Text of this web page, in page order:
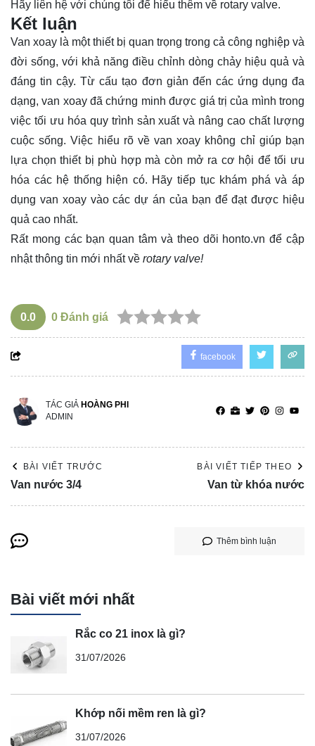
Hãy liên hệ với chúng tôi để hiểu thêm về rotary valve.
Kết luận
Van xoay là một thiết bị quan trọng trong cả công nghiệp và
đời sống, với khả năng điều chỉnh dòng chảy hiệu quả và
đáng tin cậy. Từ cấu tạo đơn giản đến các ứng dụng đa
dạng, van xoay đã chứng minh được giá trị của mình trong
việc tối ưu hóa quy trình sản xuất và nâng cao chất lượng
cuộc sống. Việc hiểu rõ về van xoay không chỉ giúp bạn
lựa chọn thiết bị phù hợp mà còn mở ra cơ hội để tối ưu
hóa các hệ thống hiện có. Hãy tiếp tục khám phá và áp
dụng van xoay vào các dự án của bạn để đạt được hiệu
quả cao nhất.
Rất mong các bạn quan tâm và theo dõi honto.vn để cập
nhật thông tin mới nhất về rotary valve!
0.0 0 Đánh giá
facebook
TÁC GIẢ HOÀNG PHI
ADMIN
BÀI VIẾT TRƯỚC
Van nước 3/4
BÀI VIẾT TIẾP THEO
Van từ khóa nước
Thêm bình luận
Bài viết mới nhất
Rắc co 21 inox là gì?
31/07/2026
Khớp nối mềm ren là gì?
31/07/2026